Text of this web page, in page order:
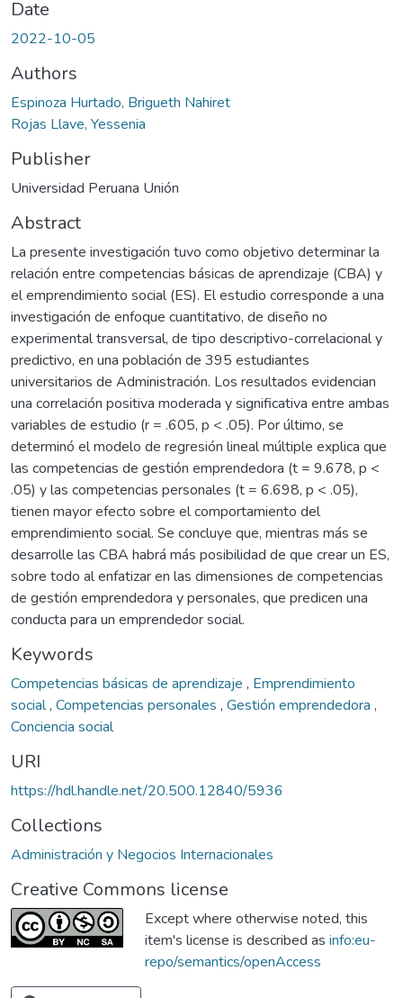
Date
2022-10-05
Authors
Espinoza Hurtado, Brigueth Nahiret
Rojas Llave, Yessenia
Publisher
Universidad Peruana Unión
Abstract
La presente investigación tuvo como objetivo determinar la
relación entre competencias básicas de aprendizaje (CBA) y
el emprendimiento social (ES). El estudio corresponde a una
investigación de enfoque cuantitativo, de diseño no
experimental transversal, de tipo descriptivo-correlacional y
predictivo, en una población de 395 estudiantes
universitarios de Administración. Los resultados evidencian
una correlación positiva moderada y significativa entre ambas
variables de estudio (r = .605, p < .05). Por último, se
determinó el modelo de regresión lineal múltiple explica que
las competencias de gestión emprendedora (t = 9.678, p <
.05) y las competencias personales (t = 6.698, p < .05),
tienen mayor efecto sobre el comportamiento del
emprendimiento social. Se concluye que, mientras más se
desarrolle las CBA habrá más posibilidad de que crear un ES,
sobre todo al enfatizar en las dimensiones de competencias
de gestión emprendedora y personales, que predicen una
conducta para un emprendedor social.
Keywords
Competencias básicas de aprendizaje , Emprendimiento
social, Competencias personales , Gestión emprendedora ,
Conciencia social
URI
https://hdl.handle.net/20.500.12840/5936
Collections
Administración y Negocios Internacionales
Creative Commons license
Except where otherwise noted, this
item's license is described as info:eu-
repo/semantics/openAccess